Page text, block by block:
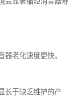
老化速度更快。
长于缺乏维护的产